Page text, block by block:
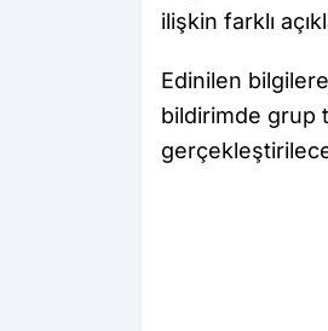
ilişkin farklı
Edinilen
bildirimde grup